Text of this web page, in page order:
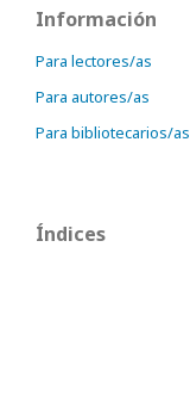
Información
Para lectores/as
Para autores/as
Para bibliotecarios/as
Índices